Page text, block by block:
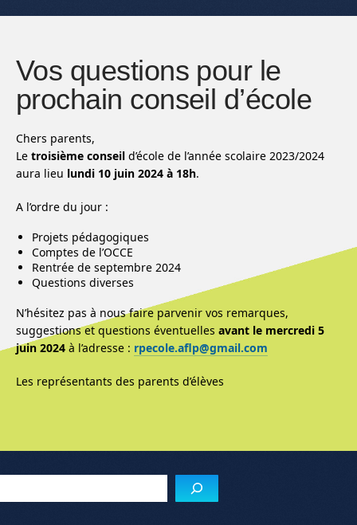
Vos questions pour le
prochain conseil d’école
Chers parents,
Le troisième conseil d’école de l’année scolaire 2023/2024
aura lieu lundi 10 juin 2024 à 18h.
A l’ordre du jour :
Projets pédagogiques
Comptes de l’OCCE
Rentrée de septembre 2024
Questions diverses
N’hésitez pas à nous faire parvenir vos remarques,
suggestions et questions éventuelles avant le mercredi 5
juin 2024 à l’adresse : rpecole.aflp@gmail.com
Les représentants des parents d’élèves
Menu de l'article